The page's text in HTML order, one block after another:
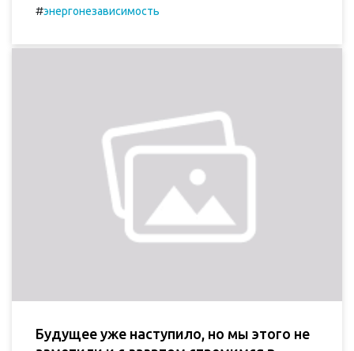
#энергонезависимость
Будущее уже наступило, но мы этого не